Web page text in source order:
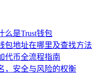
么是Trust钱包
包地址在哪里及查找方法
代币全流程指南
，安全与风险的权衡